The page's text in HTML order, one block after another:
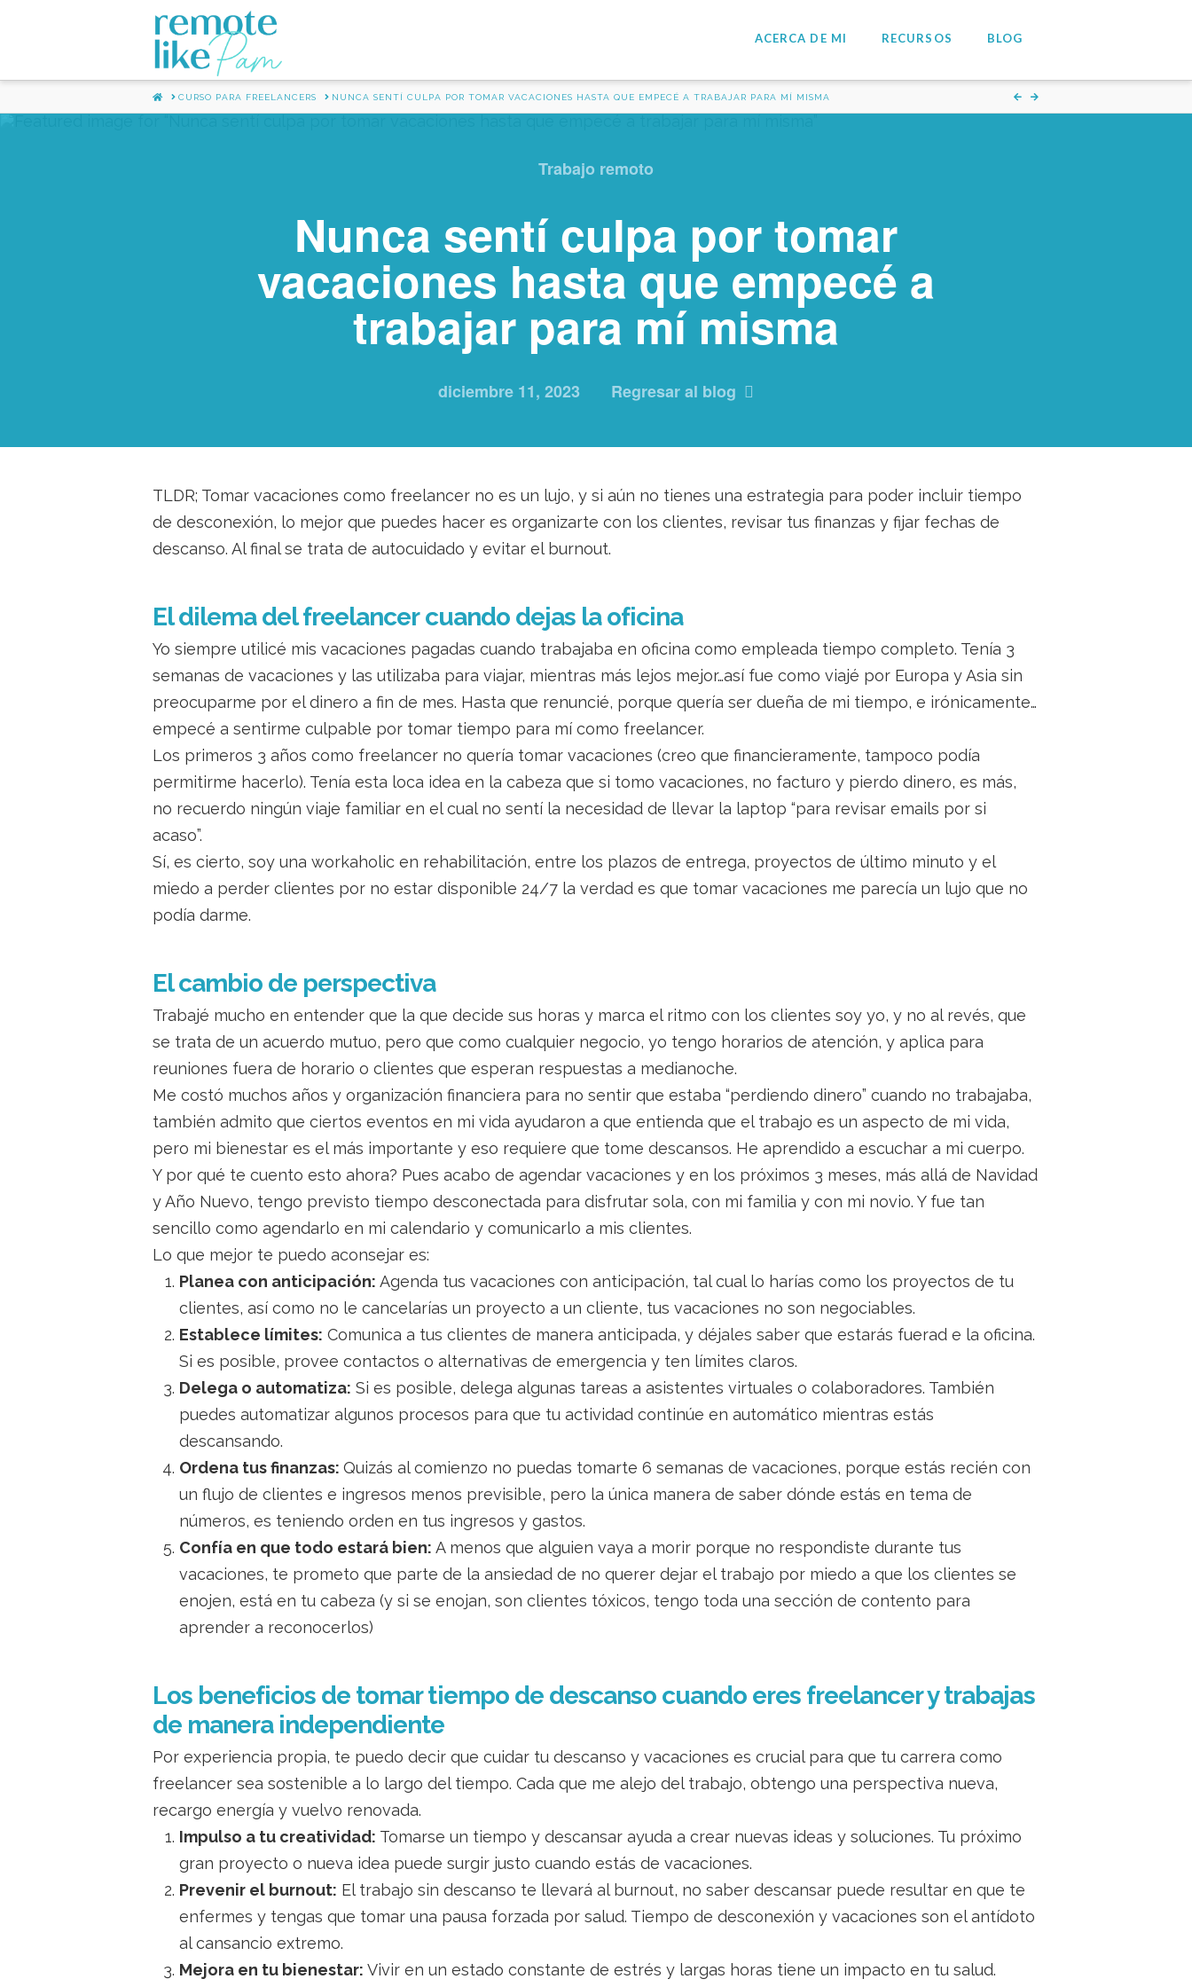
ACERCA DE MI RECURSOS BLOG
HOMECURSO PARA FREELANCERS NUNCA SENTÍ CULPA POR TOMAR VACACIONES HASTA QUE EMPECÉ A TRABAJAR PARA MÍ MISMA
Trabajo remoto
Nunca sentí culpa por tomar
vacaciones hasta que empecé a
trabajar para mí misma
diciembre 11, 2023 Regresar al blog
TLDR; Tomar vacaciones como freelancer no es un lujo, y si aún no tienes una estrategia para poder incluir tiempo
de desconexión, lo mejor que puedes hacer es organizarte con los clientes, revisar tus finanzas y fijar fechas de
descanso. Al final se trata de autocuidado y evitar el burnout.
El dilema del freelancer cuando dejas la oficina
Yo siempre utilicé mis vacaciones pagadas cuando trabajaba en oficina como empleada tiempo completo. Tenía 3
semanas de vacaciones y las utilizaba para viajar, mientras más lejos mejor…así fue como viajé por Europa y Asia sin
preocuparme por el dinero a fin de mes. Hasta que renuncié, porque quería ser dueña de mi tiempo, e irónicamente…
empecé a sentirme culpable por tomar tiempo para mí como freelancer.
Los primeros 3 años como freelancer no quería tomar vacaciones (creo que financieramente, tampoco podía
permitirme hacerlo). Tenía esta loca idea en la cabeza que si tomo vacaciones, no facturo y pierdo dinero, es más,
no recuerdo ningún viaje familiar en el cual no sentí la necesidad de llevar la laptop “para revisar emails por si
acaso”.
Sí, es cierto, soy una workaholic en rehabilitación, entre los plazos de entrega, proyectos de último minuto y el
miedo a perder clientes por no estar disponible 24/7 la verdad es que tomar vacaciones me parecía un lujo que no
podía darme.
El cambio de perspectiva
Trabajé mucho en entender que la que decide sus horas y marca el ritmo con los clientes soy yo, y no al revés, que
se trata de un acuerdo mutuo, pero que como cualquier negocio, yo tengo horarios de atención, y aplica para
reuniones fuera de horario o clientes que esperan respuestas a medianoche.
Me costó muchos años y organización financiera para no sentir que estaba “perdiendo dinero” cuando no trabajaba,
también admito que ciertos eventos en mi vida ayudaron a que entienda que el trabajo es un aspecto de mi vida,
pero mi bienestar es el más importante y eso requiere que tome descansos. He aprendido a escuchar a mi cuerpo.
Y por qué te cuento esto ahora? Pues acabo de agendar vacaciones y en los próximos 3 meses, más allá de Navidad
y Año Nuevo, tengo previsto tiempo desconectada para disfrutar sola, con mi familia y con mi novio. Y fue tan
sencillo como agendarlo en mi calendario y comunicarlo a mis clientes.
Lo que mejor te puedo aconsejar es:
Planea con anticipación: Agenda tus vacaciones con anticipación, tal cual lo harías como los proyectos de tu
clientes, así como no le cancelarías un proyecto a un cliente, tus vacaciones no son negociables.
Establece límites: Comunica a tus clientes de manera anticipada, y déjales saber que estarás fuerad e la oficina.
Si es posible, provee contactos o alternativas de emergencia y ten límites claros.
Delega o automatiza: Si es posible, delega algunas tareas a asistentes virtuales o colaboradores. También
puedes automatizar algunos procesos para que tu actividad continúe en automático mientras estás
descansando.
Ordena tus finanzas: Quizás al comienzo no puedas tomarte 6 semanas de vacaciones, porque estás recién con
un flujo de clientes e ingresos menos previsible, pero la única manera de saber dónde estás en tema de
números, es teniendo orden en tus ingresos y gastos.
Confía en que todo estará bien: A menos que alguien vaya a morir porque no respondiste durante tus
vacaciones, te prometo que parte de la ansiedad de no querer dejar el trabajo por miedo a que los clientes se
enojen, está en tu cabeza (y si se enojan, son clientes tóxicos, tengo toda una sección de contento para
aprender a reconocerlos)
Los beneficios de tomar tiempo de descanso cuando eres freelancer y trabajas
de manera independiente
Por experiencia propia, te puedo decir que cuidar tu descanso y vacaciones es crucial para que tu carrera como
freelancer sea sostenible a lo largo del tiempo. Cada que me alejo del trabajo, obtengo una perspectiva nueva,
recargo energía y vuelvo renovada.
Impulso a tu creatividad: Tomarse un tiempo y descansar ayuda a crear nuevas ideas y soluciones. Tu próximo
gran proyecto o nueva idea puede surgir justo cuando estás de vacaciones.
Prevenir el burnout: El trabajo sin descanso te llevará al burnout, no saber descansar puede resultar en que te
enfermes y tengas que tomar una pausa forzada por salud. Tiempo de desconexión y vacaciones son el antídoto
al cansancio extremo.
Mejora en tu bienestar: Vivir en un estado constante de estrés y largas horas tiene un impacto en tu salud.